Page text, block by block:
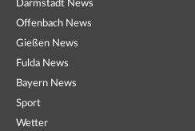
Darmstadt News
Offenbach News
Gießen News
Fulda News
Bayern News
Sport
Wetter